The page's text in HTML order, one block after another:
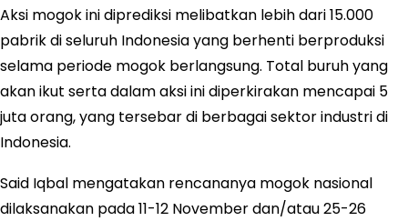
Aksi mogok ini diprediksi melibatkan lebih dari 15.000
pabrik di seluruh Indonesia yang berhenti berproduksi
selama periode mogok berlangsung. Total buruh yang
akan ikut serta dalam aksi ini diperkirakan mencapai 5
juta orang, yang tersebar di berbagai sektor industri di
Indonesia.
Said Iqbal mengatakan rencananya mogok nasional
dilaksanakan pada 11-12 November dan/atau 25-26